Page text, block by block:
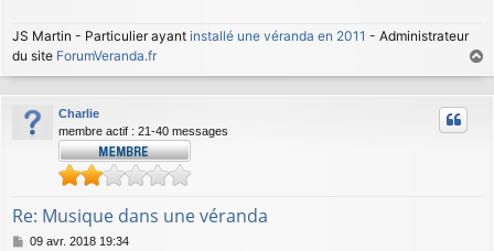
e
JS Martin - Particulier ayant installé une véranda en 2011 - Administrateur
du site ForumVeranda.fr
a
u
Charlie
membre actif : 21-40 messages
Re: Musique dans une véranda
M
09 avr. 2018 19:34